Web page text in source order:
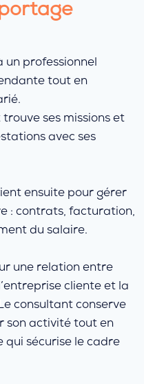
professionnel
tout en
ses missions et
avec ses
ensuite pour gérer
: contrats, facturation,
du salaire.
une relation entre
cliente et la
consultant conserve
son activité tout en
qui sécurise le cadre